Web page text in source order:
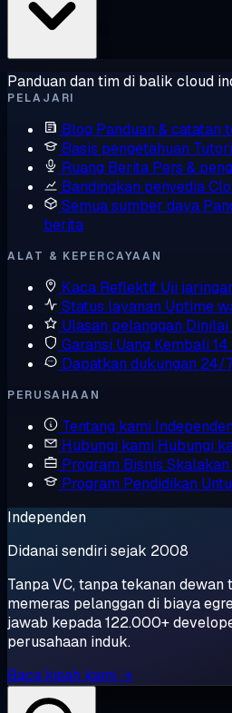
Panduan dan tim di balik cloud
PELAJARI
Blog Panduan & catatan
Basis pengetahuan
Ruang Berita Pers &
Bandingkan penyedia
Semua sumber daya
berita
ALAT & KEPERCAYAAN
Kaca Reflektif Uji
Status layanan Uptime
Ulasan pelanggan
Garansi Uang Kembali
Dapatkan dukungan 24/
PERUSAHAAN
Tentang kami
Hubungi kami Hubungi
Program Bisnis
Program Pendidikan
Independen
Didanai sendiri sejak 2008
Tanpa VC, tanpa tekanan
memeras pelanggan di biaya
jawab kepada 122.000+
perusahaan induk.
Baca kisah kami →